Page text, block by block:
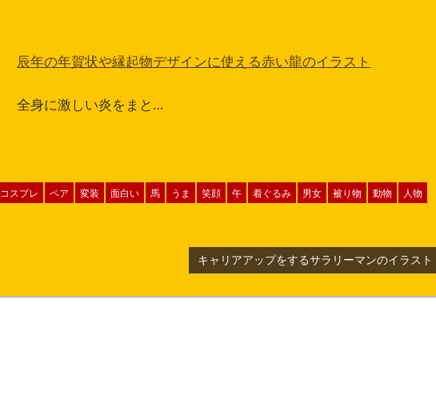
辰年の年賀状や縁起物デザインに使える赤い龍のイラスト
全身に激しい炎をまと…
コスプレ ペア 変装 面白い 馬 うま 笑顔 午 着ぐるみ 男女 被り物 動物
人物
次
の
記
キャリアアップをするサラリーマンのイラスト